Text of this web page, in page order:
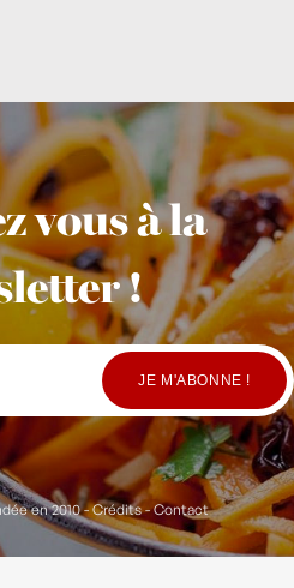
vous à la
!
en 2010-Crédits-Contact